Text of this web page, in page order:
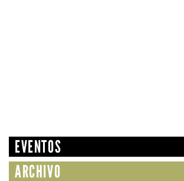
EVENTOS
ARCHIVO